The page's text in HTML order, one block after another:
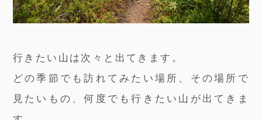
行きたい山は次々と出てきます。
どの季節でも訪れてみたい場所、その場所で
見たいもの、何度でも行きたい山が出てきま